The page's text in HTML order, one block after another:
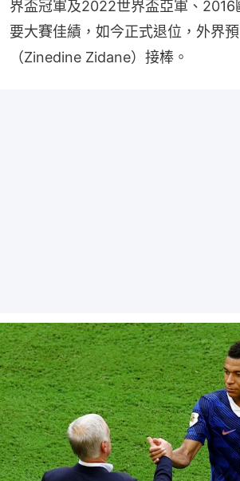
界盃冠軍及2022世界盃亞軍、2016
要大賽佳績，如今正式退位，外界
（Zinedine Zidane）接棒。